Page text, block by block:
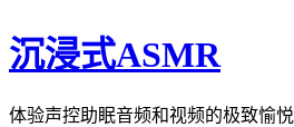
沉浸式ASMR
体验声控助眠音频和视频的极致愉悦